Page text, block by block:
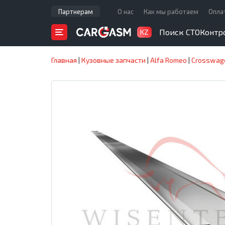
Партнерам О нас Как мы работаем
KZ Поиск СТО
Главная | Кузовные запчасти | Alfa Romeo |